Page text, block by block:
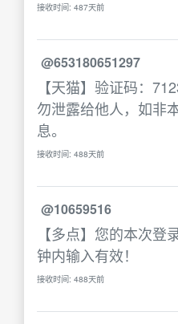
接收时间: 487天前
@653180651297
【天猫】验证码：
勿泄露给他人，如非
息。
接收时间: 488天前
@10659516
【多点】您的本次
钟内输入有效！
接收时间: 488天前